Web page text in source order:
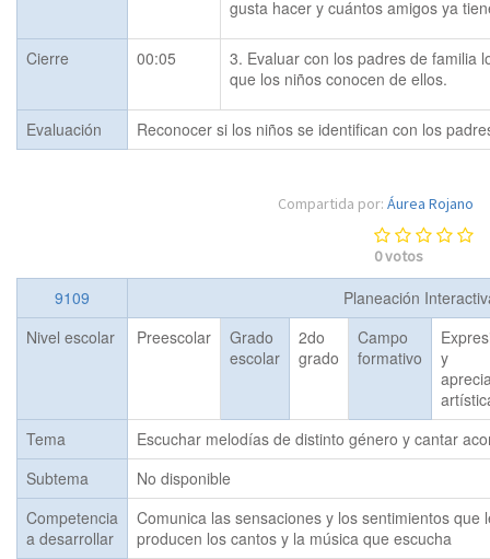
gusta hacer y cuántos amigos ya
Cierre 00:05
3. Evaluar con los padres de familia
que los niños conocen de ellos.
Evaluación Reconocer si los niños se identifican con los
Compartida por: Áurea Rojano
0votos
9109
Planeación
Nivel escolar
Preescolar
Grado
escolar
2do
grado
Campo
formativo
y
Tema
Escuchar melodías de distinto género y cantar
Subtema
No disponible
Competencia
a desarrollar
Comunica las sensaciones y los sentimientos que
producen los cantos y la música que escucha